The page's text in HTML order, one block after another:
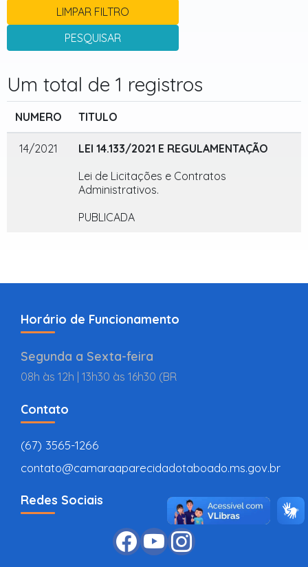
LIMPAR FILTRO
PESQUISAR
Um total de 1 registros
NUMERO TITULO
14/2021
LEI 14.133/2021 E REGULAMENTAÇÃO
Lei de Licitações e Contratos
Administrativos.
PUBLICADA
Horário de Funcionamento
Segunda a Sexta-feira
08h às 12h | 13h30 às 16h30 (BR
Contato
(67) 3565-1266
contato@camaraaparecidadotaboado.ms.gov.br
Redes Sociais